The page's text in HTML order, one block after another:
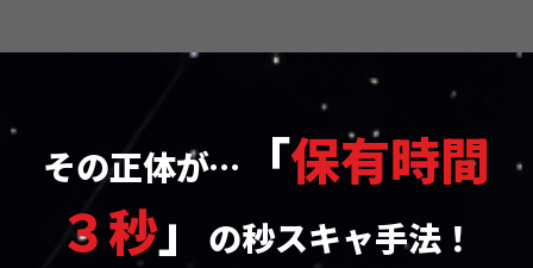
その正体が… 「保有時間
３秒」 の秒スキャ手法！